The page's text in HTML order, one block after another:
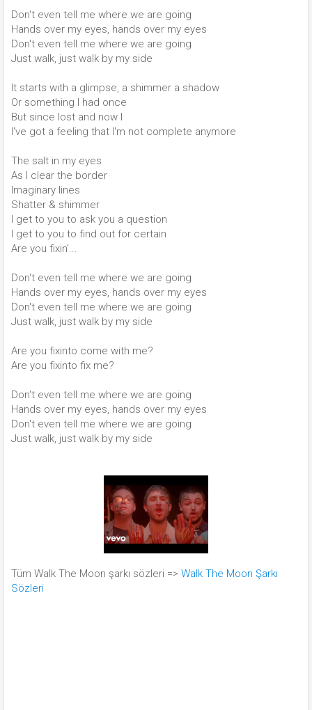
Don't even tell me where we are going
Hands over my eyes, hands over my eyes
Don't even tell me where we are going
Just walk, just walk by my side
It starts with a glimpse, a shimmer a shadow
Or something I had once
But since lost and now I
I've got a feeling that I'm not complete anymore
The salt in my eyes
As I clear the border
Imaginary lines
Shatter & shimmer
I get to you to ask you a question
I get to you to find out for certain
Are you fixin'...
Don't even tell me where we are going
Hands over my eyes, hands over my eyes
Don't even tell me where we are going
Just walk, just walk by my side
Are you fixinto come with me?
Are you fixinto fix me?
Don't even tell me where we are going
Hands over my eyes, hands over my eyes
Don't even tell me where we are going
Just walk, just walk by my side
Tüm Walk The Moon şarkı sözleri => Walk The Moon Şarkı
Sözleri